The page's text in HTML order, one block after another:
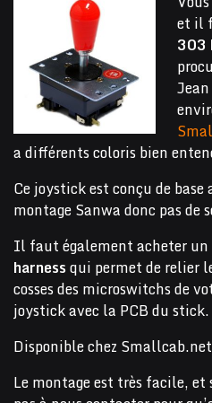
et il
303
a différents coloris bien
Ce joystick est conçu de base
montage Sanwa donc pas de
Il faut également acheter un
harnessqui permet de relier
cosses des microswitchs de
joystick avec la PCB du stick.
Disponible chez
Le montage est très facile, et